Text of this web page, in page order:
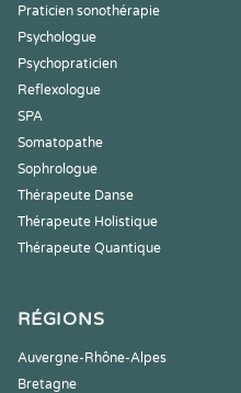
Praticien sonothérapie
Psychologue
Psychopraticien
Reflexologue
SPA
Somatopathe
Sophrologue
Thérapeute Danse
Thérapeute Holistique
Thérapeute Quantique
RÉGIONS
Auvergne-Rhône-Alpes
Bretagne